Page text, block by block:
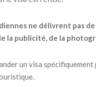
ne délivrent pas
la publicité, de la
un visa